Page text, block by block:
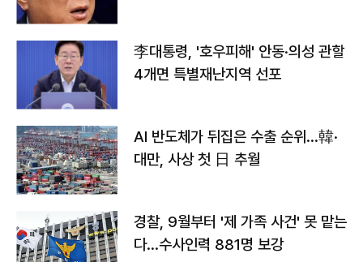
李대통령, '호우피해' 안동·의성 관할
4개면 특별재난지역 선포
AI 반도체가 뒤집은 수출 순위…韓·
대만, 사상 첫 日 추월
경찰, 9월부터 '제 가족 사건' 못 맡는
다…수사인력 881명 보강